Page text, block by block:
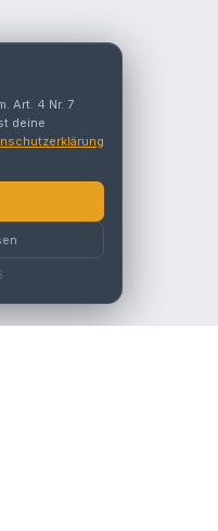
Art. 4 Nr. 7
deine